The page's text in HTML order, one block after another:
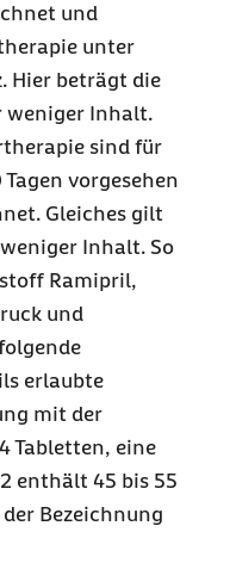
und
unter
Hier beträgt die
weniger Inhalt.
sind für
vorgesehen
Gleiches gilt
Inhalt. So
Ramipril,
und
erlaubte
mit der
Tabletten, eine
enthält 45 bis 55
Bezeichnung